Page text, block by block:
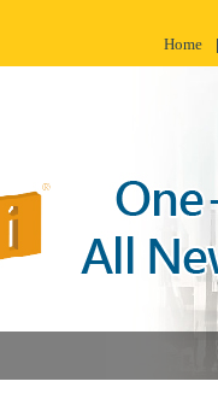
Home